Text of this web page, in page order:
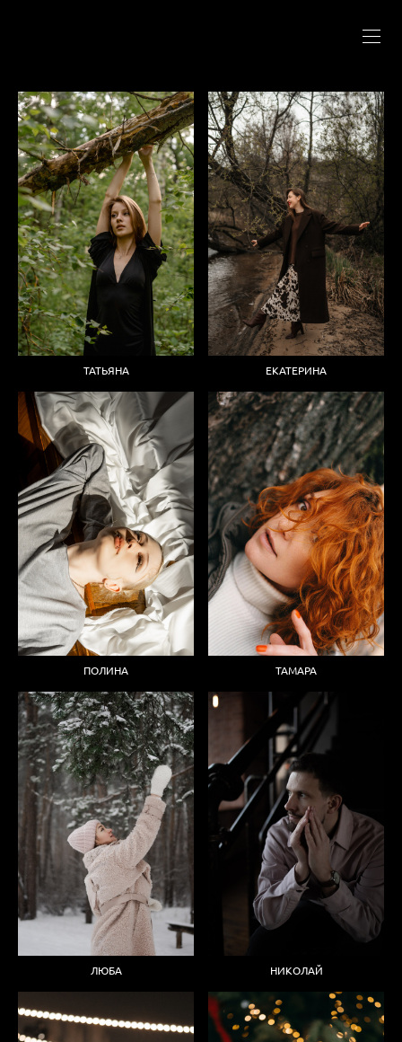
ТАТЬЯНА ЕКАТЕРИНА
ПОЛИНА ТАМАРА
ЛЮБА НИКОЛАЙ